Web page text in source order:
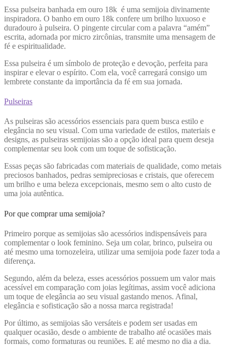
Essa pulseira banhada em ouro 18k é uma semijoia divinamente
inspiradora. O banho em ouro 18k confere um brilho luxuoso e
duradouro à pulseira. O pingente circular com a palavra “amém”
escrita, adornada por micro zircônias, transmite uma mensagem de
fé e espiritualidade.
Essa pulseira é um símbolo de proteção e devoção, perfeita para
inspirar e elevar o espírito. Com ela, você carregará consigo um
lembrete constante da importância da fé em sua jornada.
Pulseiras
As pulseiras são acessórios essenciais para quem busca estilo e
elegância no seu visual. Com uma variedade de estilos, materiais e
designs, as pulseiras semijoias são a opção ideal para quem deseja
complementar seu look com um toque de sofisticação.
Essas peças são fabricadas com materiais de qualidade, como metais
preciosos banhados, pedras semipreciosas e cristais, que oferecem
um brilho e uma beleza excepcionais, mesmo sem o alto custo de
uma joia autêntica.
Por que comprar uma semijoia?
Primeiro porque as semijoias são acessórios indispensáveis para
complementar o look feminino. Seja um colar, brinco, pulseira ou
até mesmo uma tornozeleira, utilizar uma semijoia pode fazer toda a
diferença.
Segundo, além da beleza, esses acessórios possuem um valor mais
acessível em comparação com joias legítimas, assim você adiciona
um toque de elegância ao seu visual gastando menos. Afinal,
elegância e sofisticação são a nossa marca registrada!
Por último, as semijoias são versáteis e podem ser usadas em
qualquer ocasião, desde o ambiente de trabalho até ocasiões mais
formais, como formaturas ou reuniões. E até mesmo no dia a dia.